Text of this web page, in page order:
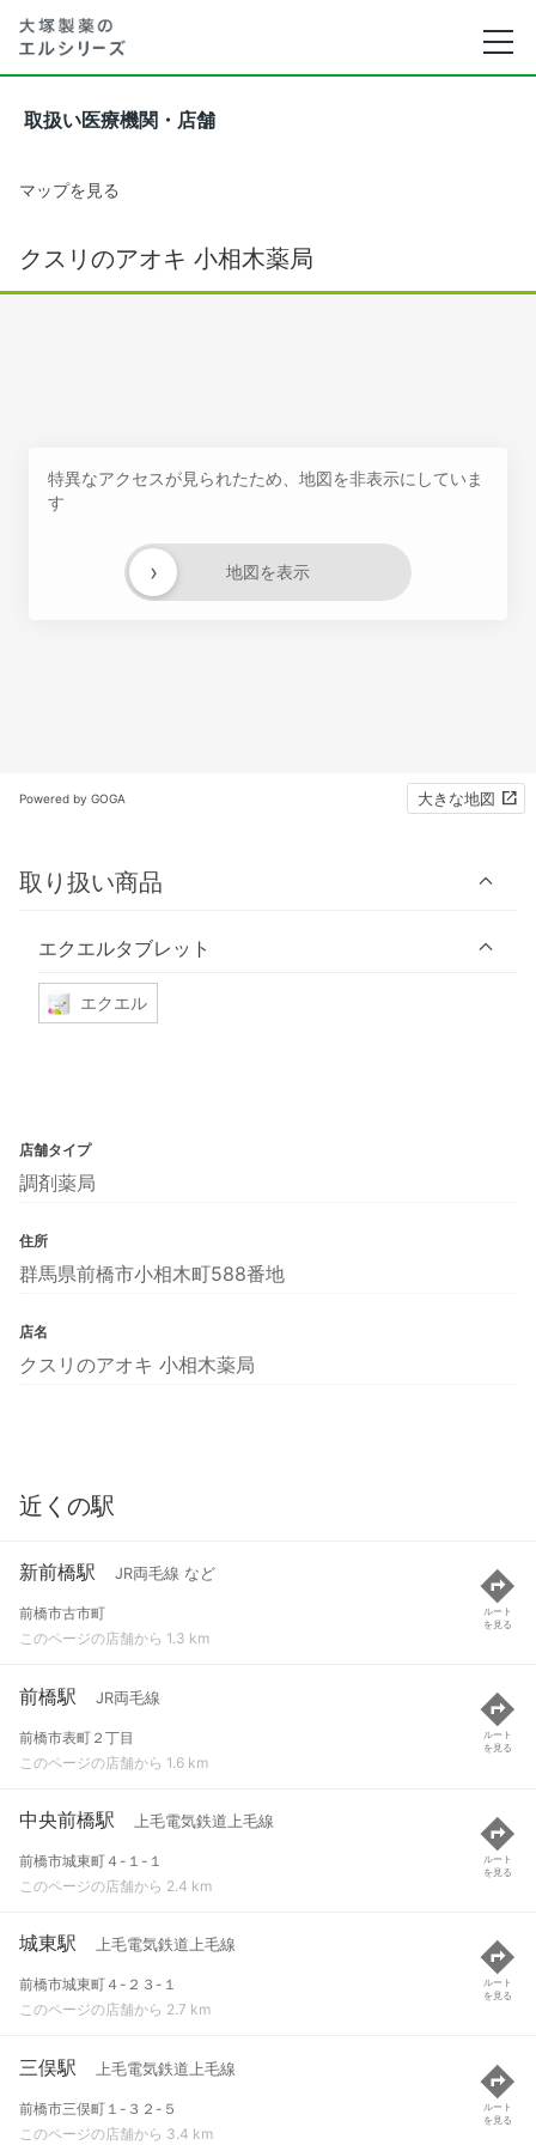
取扱い医療機関・店舗
マップを見る
クスリのアオキ 小相木薬局
特異なアクセスが見られたため、地図を非表示にしていま
す
地図を表示
›
Powered by GOGA 大きな地図
取り扱い商品
エクエルタブレット
エクエル
店舗タイプ
調剤薬局
住所
群馬県前橋市小相木町588番地
店名
クスリのアオキ 小相木薬局
近くの駅
新前橋駅 JR両毛線 など
前橋市古市町
このページの店舗から 1.3 km
ルート
を見る
前橋駅 JR両毛線
前橋市表町２丁目
このページの店舗から 1.6 km
ルート
を見る
中央前橋駅 上毛電気鉄道上毛線
前橋市城東町４-１-１
このページの店舗から 2.4 km
ルート
を見る
城東駅 上毛電気鉄道上毛線
前橋市城東町４-２３-１
このページの店舗から 2.7 km
ルート
を見る
三俣駅 上毛電気鉄道上毛線
前橋市三俣町１-３２-５
このページの店舗から 3.4 km
ルート
を見る